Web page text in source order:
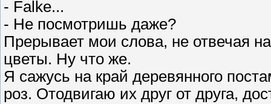
- Falke...
- Не посмотришь даже?
Прерывает мои слова, не отвечая
цветы. Ну что же.
Я сажусь на край деревянного
роз. Отодвигаю их друг от друга,